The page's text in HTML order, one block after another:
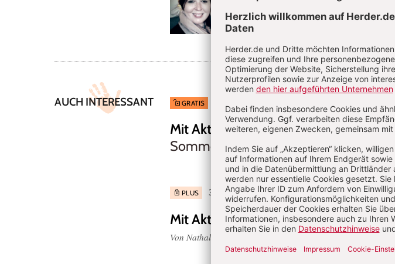
Miriam Werner ist staatl. anerkannte
AUCH INTERESSANT GRATIS
Mit Aktionstabletts durch das Jahr -
Sommer
Von Nathalie Rahm
PLUS 3/2026: Fremdeln & Introvertiertheit: Wenn Nähe
Mit Aktionstabletts durch das Jahr -
Von Nathalie Rahm